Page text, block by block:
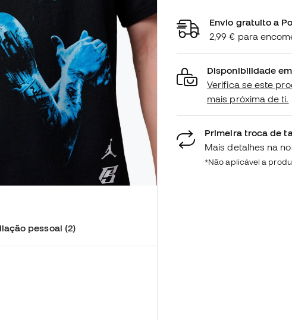
pessoal (2)
Envio gratuito a
2,99 € para
Disponibilidade
Verifica se este
mais próxima de ti.
Primeira troca de
Mais detalhes na
*Não aplicável a